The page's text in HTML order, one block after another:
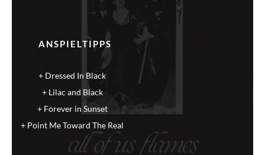
ANSPIELTIPPS
Dressed In Black
Lilac and Black
Forever in Sunset
Point Me Toward The Real